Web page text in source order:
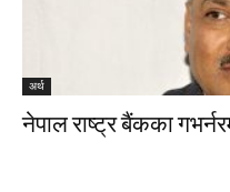
अर्थ
नेपाल राष्ट्र बैंकका